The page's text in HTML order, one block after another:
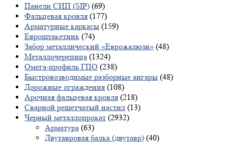
Панели СИП (SIP) (69)
Фальцевая кровля (177)
Арматурные каркасы (159)
Евроштакетник (74)
Забор металлический «Еврожалюзи» (48)
Металлочерепица (1324)
Омега-профиль ГПО (238)
Быстровозводимые разборные ангары (48)
Дорожные ограждения (108)
Арочная фальцевая кровля (218)
Сварной решетчатый настил (13)
Черный металлопрокат (2932)
Арматура (63)
Двутавровая балка (двутавр) (40)